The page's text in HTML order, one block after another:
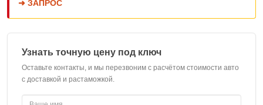
➜ ЗАПРОС
Узнать точную цену под ключ
Оставьте контакты, и мы перезвоним с расчётом стоимости авто
с доставкой и растаможкой.